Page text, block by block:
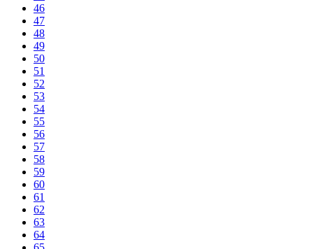
46
47
48
49
50
51
52
53
54
55
56
57
58
59
60
61
62
63
64